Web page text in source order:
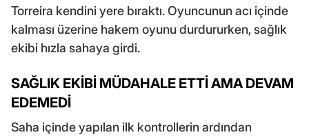
Torreira kendini yere bıraktı. Oyuncunun acı içinde
kalması üzerine hakem oyunu durdururken, sağlık
ekibi hızla sahaya girdi.
SAĞLIK EKİBİ MÜDAHALE ETTİ AMA DEVAM
EDEMEDİ
Saha içinde yapılan ilk kontrollerin ardından